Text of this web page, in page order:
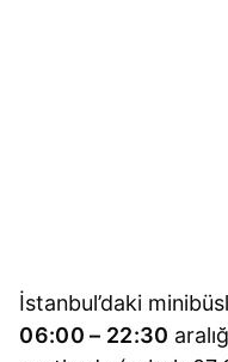
İstanbul’daki
06:00 – 22:30